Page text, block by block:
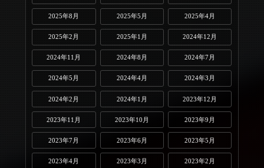
2025年8月 2025年5月 2025年4月
2025年2月 2025年1月 2024年12月
2024年11月 2024年8月 2024年7月
2024年5月 2024年4月 2024年3月
2024年2月 2024年1月 2023年12月
2023年11月 2023年10月 2023年9月
2023年7月 2023年6月 2023年5月
2023年4月 2023年3月 2023年2月